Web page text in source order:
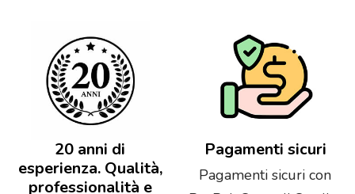
20 anni di
esperienza. Qualità,
professionalità e
Pagamenti sicuri
Pagamenti sicuri con